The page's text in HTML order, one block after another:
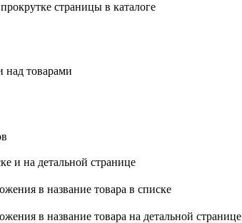
страницы в каталоге
над товарами
и на детальной странице
в название товара в списке
в название товара на детальной странице